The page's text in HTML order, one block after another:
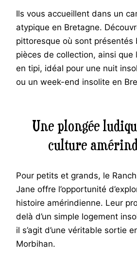
Ils vous accueillent dans un
atypique en Bretagne.
pittoresque où sont présentés
pièces de collection, ainsi que
en tipi, idéal pour une nuit
ou un week-end insolite en
Une plongée
culture
Pour petits et grands, le
Jane offre l’opportunité
histoire amérindienne. Leur
delà d’un simple logement
il s’agit d’une véritable sortie
Morbihan.